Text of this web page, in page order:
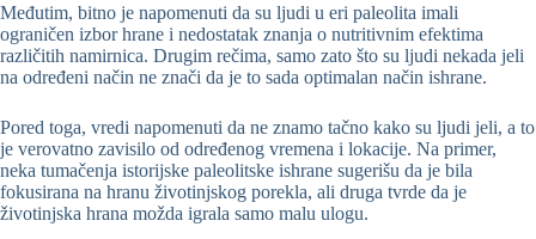
Međutim, bitno je napomenuti da su ljudi u eri paleolita imali
ograničen izbor hrane i nedostatak znanja o nutritivnim efektima
različitih namirnica. Drugim rečima, samo zato što su ljudi nekada jeli
na određeni način ne znači da je to sada optimalan način ishrane.
Pored toga, vredi napomenuti da ne znamo tačno kako su ljudi jeli, a to
je verovatno zavisilo od određenog vremena i lokacije. Na primer,
neka tumačenja istorijske paleolitske ishrane sugerišu da je bila
fokusirana na hranu životinjskog porekla, ali druga tvrde da je
životinjska hrana možda igrala samo malu ulogu.